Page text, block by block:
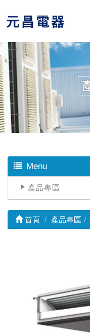
Menu
產品專區
首頁 產品專區